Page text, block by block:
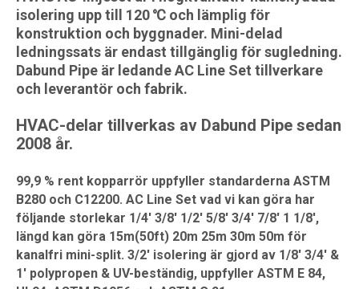
isolering upp till 120 ℃ och lämplig för
konstruktion och byggnader. Mini-delad
ledningssats är endast tillgänglig för sugledning.
Dabund Pipe är ledande AC Line Set tillverkare
och leverantör och fabrik.
HVAC-delar tillverkas av Dabund Pipe sedan
2008 år.
99,9 % rent kopparrör uppfyller standarderna ASTM
B280 och C12200. AC Line Set vad vi kan göra har
följande storlekar 1/4' 3/8' 1/2' 5/8' 3/4' 7/8' 1 1/8',
längd kan göra 15m(50ft) 20m 25m 30m 50m för
kanalfri mini-split. 3/2' isolering är gjord av 1/8' 3/4' &
1' polypropen & UV-beständig, uppfyller ASTM E 84,